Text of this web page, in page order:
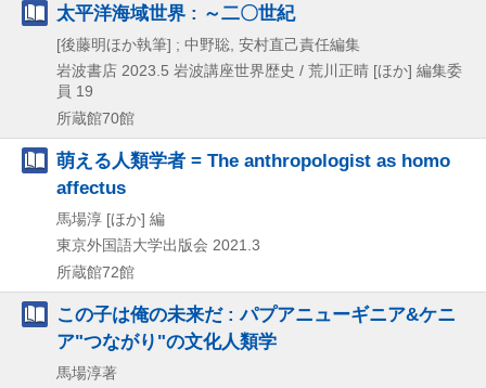
太平洋海域世界 : ～二〇世紀
[後藤明ほか執筆] ; 中野聡, 安村直己責任編集
岩波書店 2023.5 岩波講座世界歴史 / 荒川正晴 [ほか] 編集委
員 19
所蔵館70館
萌える人類学者 = The anthropologist as homo
affectus
馬場淳 [ほか] 編
東京外国語大学出版会 2021.3
所蔵館72館
この子は俺の未来だ : パプアニューギニア&ケニ
ア"つながり"の文化人類学
馬場淳著